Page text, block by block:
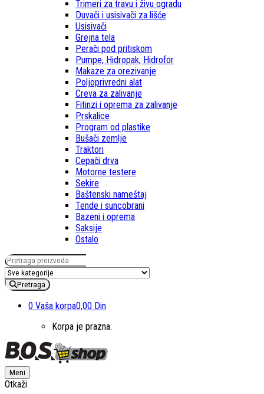
Trimeri za travu i živu ogradu
Duvači i usisivači za lišće
Usisivači
Grejna tela
Perači pod pritiskom
Pumpe, Hidropak, Hidrofor
Makaze za orezivanje
Poljoprivredni alat
Creva za zalivanje
Fitinzi i oprema za zalivanje
Prskalice
Program od plastike
Bušači zemlje
Traktori
Cepači drva
Motorne testere
Sekire
Baštenski nameštaj
Tende i suncobrani
Bazeni i oprema
Saksije
Ostalo
Pretraga za:
Pretraga
0 Vaša korpa0,00 Din
Korpa je prazna.
Meni
Otkaži